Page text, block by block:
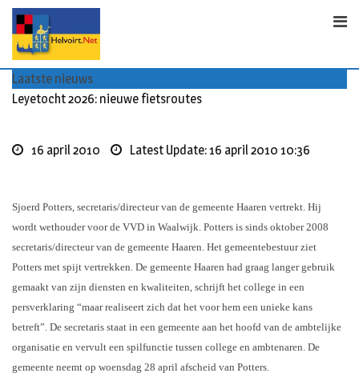
Skip
content
Laatste nieuws
Leyetocht 2026: nieuwe fietsroutes
16 april 2010 Latest Update: 16 april 2010 10:36
Sjoerd Potters, secretaris/directeur van de gemeente Haaren vertrekt. Hij
wordt wethouder voor de VVD in Waalwijk. Potters is sinds oktober 2008
secretaris/directeur van de gemeente Haaren. Het gemeentebestuur ziet
Potters met spijt vertrekken. De gemeente Haaren had graag langer gebruik
gemaakt van zijn diensten en kwaliteiten, schrijft het college in een
persverklaring “maar realiseert zich dat het voor hem een unieke kans
betreft”. De secretaris staat in een gemeente aan het hoofd van de ambtelijke
organisatie en vervult een spilfunctie tussen college en ambtenaren. De
gemeente neemt op woensdag 28 april afscheid van Potters.